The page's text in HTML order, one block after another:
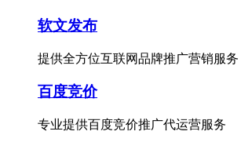
软文发布
提供全方位互联网品牌推广营销服务
百度竞价
专业提供百度竞价推广代运营服务